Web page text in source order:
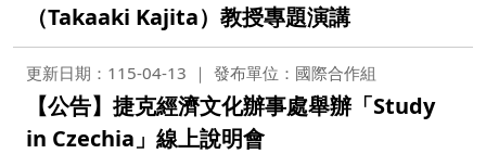
（Takaaki Kajita）教授專題演講
更新日期：115-04-13 發布單位：國際合作組
【公告】捷克經濟文化辦事處舉辦「Study
in Czechia」線上說明會